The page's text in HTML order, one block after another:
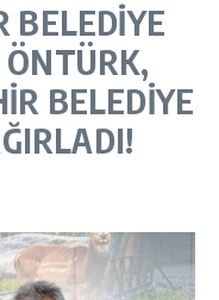
BELEDİYE
BELEDİYE